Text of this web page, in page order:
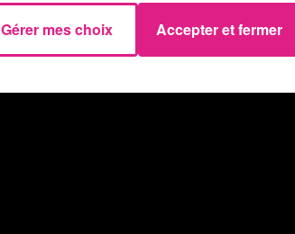
Gérer mes choix Accepter et fermer